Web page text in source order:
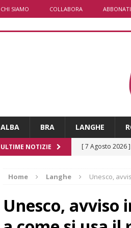
CHI SIAMO COLLABORA ABBONATI
ALBA BRA LANGHE
ULTIME NOTIZIE [ 7 Agosto 2026 ]
[ 7 Agosto 2026 ]
non cancellano
Home Langhe Unesco,
Unesco,